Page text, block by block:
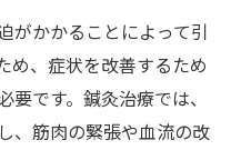
がかかることによって引
め、症状を改善するため
です。鍼灸治療では、
、筋肉の緊張や血流の改